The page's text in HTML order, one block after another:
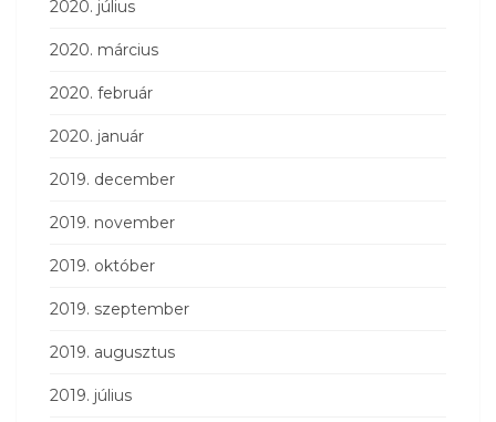
2020. július
2020. március
2020. február
2020. január
2019. december
2019. november
2019. október
2019. szeptember
2019. augusztus
2019. július